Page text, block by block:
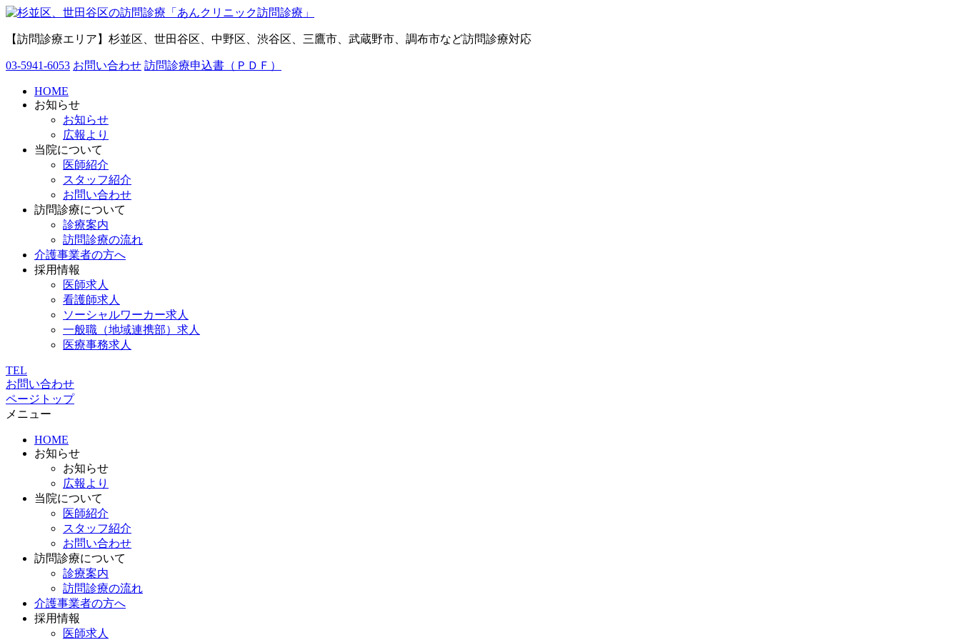
【訪問診療エリア】杉並区、世田谷区、中野区、渋谷区、三鷹市、武蔵野市、調布市など訪問診療対応
03-5941-6053 お問い合わせ 訪問診療申込書（ＰＤＦ）
HOME
お知らせ
お知らせ
広報より
当院について
医師紹介
スタッフ紹介
お問い合わせ
訪問診療について
診療案内
訪問診療の流れ
介護事業者の方へ
採用情報
医師求人
看護師求人
ソーシャルワーカー求人
一般職（地域連携部）求人
医療事務求人
TEL
お問い合わせ
ページトップ
メニュー
HOME
お知らせ
お知らせ
広報より
当院について
医師紹介
スタッフ紹介
お問い合わせ
訪問診療について
診療案内
訪問診療の流れ
介護事業者の方へ
採用情報
医師求人